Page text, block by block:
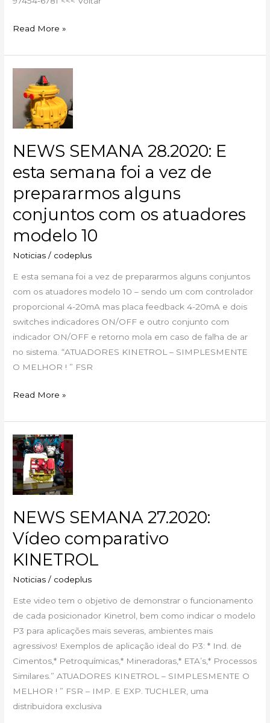
Read More »
NEWS SEMANA 28.2020: E
esta semana foi a vez de
prepararmos alguns
conjuntos com os atuadores
modelo 10
Noticias / codeplus
E esta semana foi a vez de prepararmos alguns conjuntos
com os atuadores modelo 10 – sendo um com controlador
proporcional 4-20mA mas placa feedback 4-20mA e dois
switches indicadores ON/OFF e outro conjunto com
indicador ON/OFF e retorno mola em caso de falha de ar
no sistema. “ATUADORES KINETROL – SIMPLESMENTE
O MELHOR ! ” FSR
NEWS
SEMANA
28.2020:
semana
a
vez
de
prepararmos
alguns
conjuntos
Read More »
NEWS SEMANA 27.2020:
Vídeo comparativo
KINETROL
Noticias / codeplus
Este video tem o objetivo de demonstrar o funcionamento
de cada posicionador Kinetrol, bem como indicar o modelo
P3 para aplicações mais severas, ambientes mais
agressivos! Exemplos de aplicação ideal do P3: * Ind. de
Cimentos,* Petroquímicas,* Mineradoras,* ETA’s,* Processos
Similares.” ATUADORES KINETROL – SIMPLESMENTE O
MELHOR ! ” FSR – IMP. E EXP. TUCHLER, uma
distribuidora exclusiva
NEWS
SEMANA
27.2020:
Vídeo
KINETROL